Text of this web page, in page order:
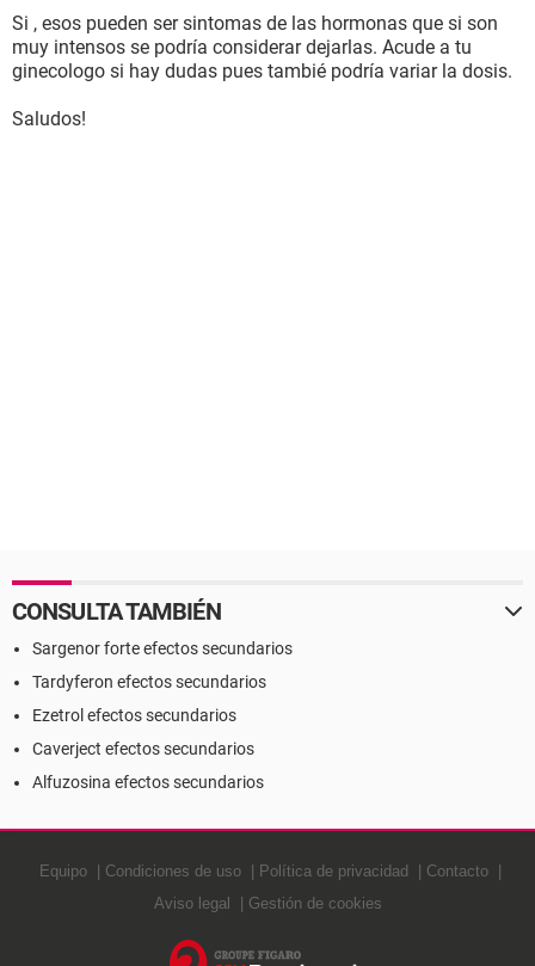
Si , esos pueden ser sintomas de las hormonas que si son
muy intensos se podría considerar dejarlas. Acude a tu
ginecologo si hay dudas pues tambié podría variar la dosis.
Saludos!
CONSULTA TAMBIÉN
Sargenor forte efectos secundarios
Tardyferon efectos secundarios
Ezetrol efectos secundarios
Caverject efectos secundarios
Alfuzosina efectos secundarios
Equipo Condiciones de uso Política de privacidad
Contacto
Aviso legal
Gestión de cookies